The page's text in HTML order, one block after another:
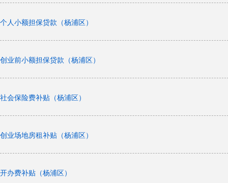
个人小额担保贷款（杨浦区）
创业前小额担保贷款（杨浦区）
社会保险费补贴（杨浦区）
创业场地房租补贴（杨浦区）
开办费补贴（杨浦区）